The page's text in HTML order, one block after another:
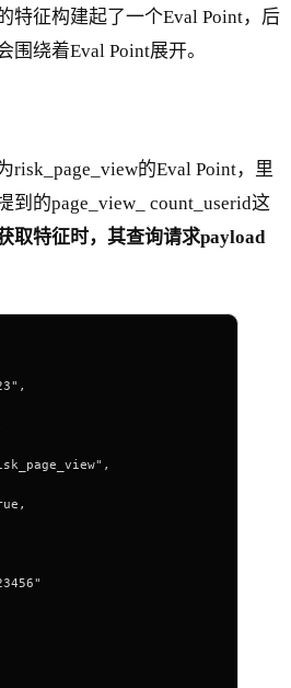
特征构建起了一个Eval Point，后
绕着Eval Point展开。
risk_page_view的Eval Point，里
到的page_view_ count_userid这
取特征时，其查询请求payload